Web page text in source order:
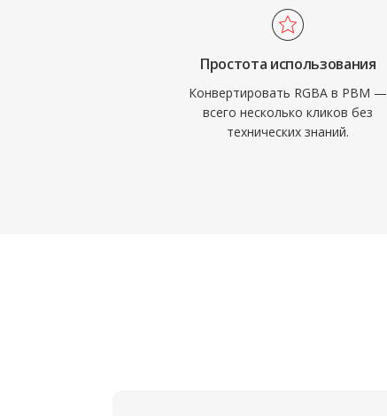
Простота использования
Конвертировать RGBA в PBM —
всего несколько кликов без
технических знаний.